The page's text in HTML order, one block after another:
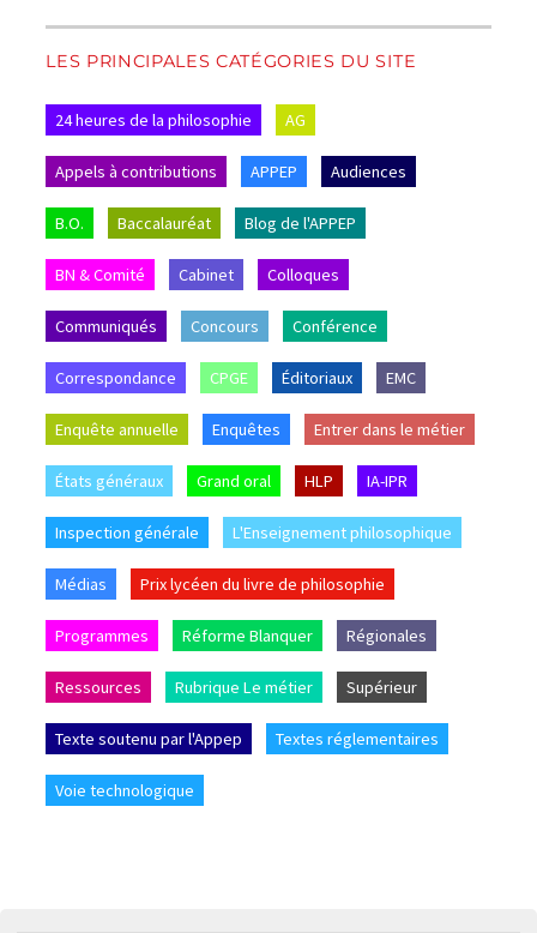
LES PRINCIPALES CATÉGORIES DU SITE
24 heures de la philosophie AG
Appels à contributions APPEP Audiences
B.O. Baccalauréat Blog de l'APPEP
BN & Comité Cabinet Colloques
Communiqués Concours Conférence
Correspondance CPGE Éditoriaux EMC
Enquête annuelle Enquêtes Entrer dans le métier
États généraux Grand oral HLP IA-IPR
Inspection générale L'Enseignement philosophique
Médias Prix lycéen du livre de philosophie
Programmes Réforme Blanquer Régionales
Ressources Rubrique Le métier Supérieur
Texte soutenu par l'Appep Textes réglementaires
Voie technologique